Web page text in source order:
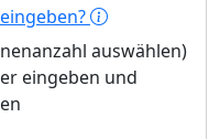
auswählen)
eingeben und